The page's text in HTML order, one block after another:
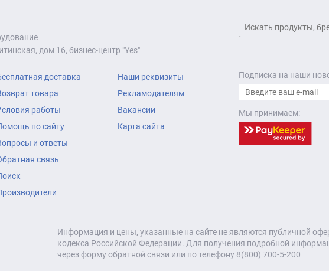
дом 16, бизнес-центр "Yes"
доставка
товара
работы
по сайту
и ответы
связь
Наши реквизиты
Рекламодателям
Вакансии
Карта сайта
Подписка на наши
Мы принимаем:
Информация и цены, указанные на сайте не являются публичной
кодекса Российской Федерации. Для получения подробной
через форму обратной связи или по телефону 8(800) 700-5-200